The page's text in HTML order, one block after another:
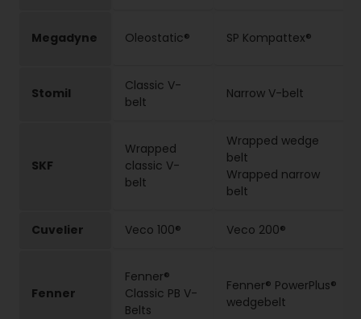
Megadyne Oleostatic® SP Kompattex®
Stomil
Classic V-
belt
Narrow V-belt
SKF
Wrapped
classic V-
belt
Wrapped wedge
belt
Wrapped narrow
belt
Cuvelier Veco 100® Veco 200®
Fenner
Fenner®
Classic PB V-
Belts
Fenner® PowerPlus®
wedgebelt